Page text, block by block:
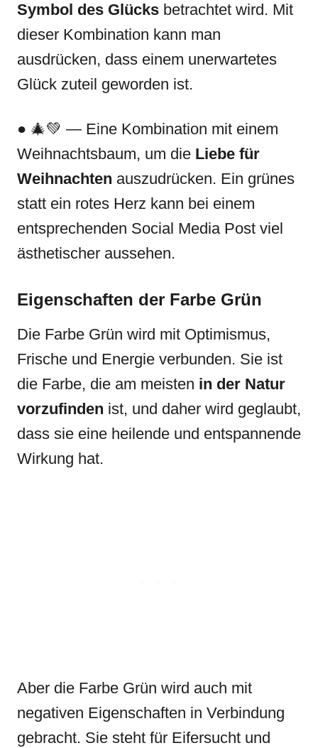
Symbol des Glücks betrachtet wird. Mit
dieser Kombination kann man
ausdrücken, dass einem unerwartetes
Glück zuteil geworden ist.
● 🎄💚 — Eine Kombination mit einem
Weihnachtsbaum, um die Liebe für
Weihnachten auszudrücken. Ein grünes
statt ein rotes Herz kann bei einem
entsprechenden Social Media Post viel
ästhetischer aussehen.
Eigenschaften der Farbe Grün
Die Farbe Grün wird mit Optimismus,
Frische und Energie verbunden. Sie ist
die Farbe, die am meisten in der Natur
vorzufinden ist, und daher wird geglaubt,
dass sie eine heilende und entspannende
Wirkung hat.
Aber die Farbe Grün wird auch mit
negativen Eigenschaften in Verbindung
gebracht. Sie steht für Eifersucht und